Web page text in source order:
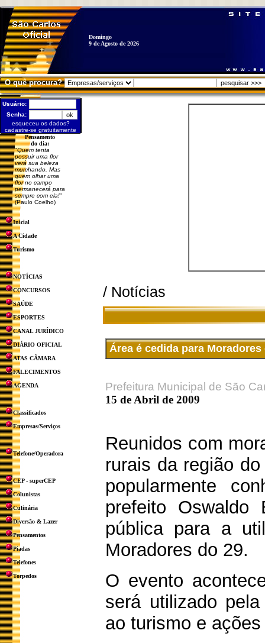
Domingo
9 de Agosto de 2026
O quê procura?
Usuário:
Senha:
esqueceu os dados?
cadastre-se gratuitamente
Pensamento
do dia:
"Quem tenta
possuir uma flor
verá sua beleza
murchando. Mas
quem olhar uma
flor no campo
permanecerá para
sempre com ela!"
(Paulo Coelho)
Inicial
A Cidade
Turismo
NOTÍCIAS
CONCURSOS
SAÚDE
ESPORTES
CANAL JURÍDICO
DIÁRIO OFICIAL
ATAS CÂMARA
FALECIMENTOS
AGENDA
Classificados
Empresas/Serviços
Telefone/Operadora
CEP - superCEP
Colunistas
Culinária
Diversão & Lazer
Pensamentos
Piadas
Telefones
Torpedos
/ Notícias
Área é cedida para Moradores
Prefeitura Municipal de São
15 de Abril de 2009
Reunidos com
rurais da região
popularmente
prefeito
pública para a
Moradores do 29.
O evento
será utilizado
ao turismo e